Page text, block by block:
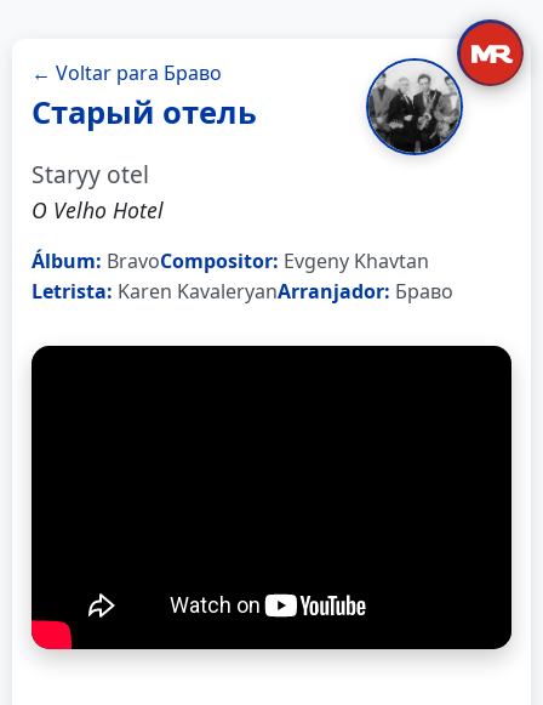
← Voltar para Браво
Старый отель
Staryy otel
O Velho Hotel
Álbum: BravoCompositor: Evgeny Khavtan
Letrista: Karen KavaleryanArranjador: Браво